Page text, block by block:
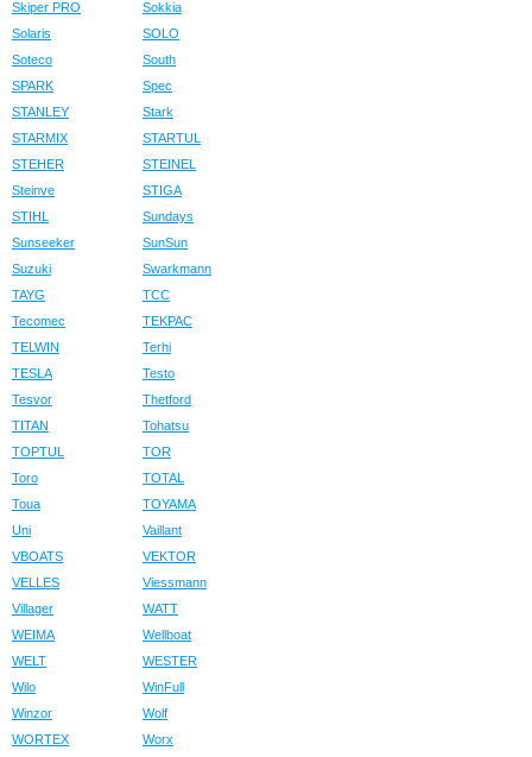
Skiper PRO
Sokkia
Solaris
SOLO
Soteco
South
SPARK
Spec
STANLEY
Stark
STARMIX
STARTUL
STEHER
STEINEL
Steinve
STIGA
STIHL
Sundays
Sunseeker
SunSun
Suzuki
Swarkmann
TAYG
TCC
Tecomec
TEKPAC
TELWIN
Terhi
TESLA
Testo
Tesvor
Thetford
TITAN
Tohatsu
TOPTUL
TOR
Toro
TOTAL
Toua
TOYAMA
Uni
Vaillant
VBOATS
VEKTOR
VELLES
Viessmann
Villager
WATT
WEIMA
Wellboat
WELT
WESTER
Wilo
WinFull
Winzor
Wolf
WORTEX
Worx